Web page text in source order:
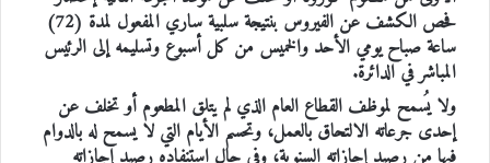
فحص الكشف عن الفيروس بنتيجة سلبية ساري المفعول لمدة (72)
ساعة صباح يومي الأحد والخميس من كل أسبوع وتسليمه إلى الرئيس
المباشر في الدائرة.
ولا يُسمح لموظف القطاع العام الذي لم يتلق المطعوم أو تخلف عن
إحدى جرعاته الالتحاق بالعمل، وتحسم الأيام التي لا يسمح له بالدوام